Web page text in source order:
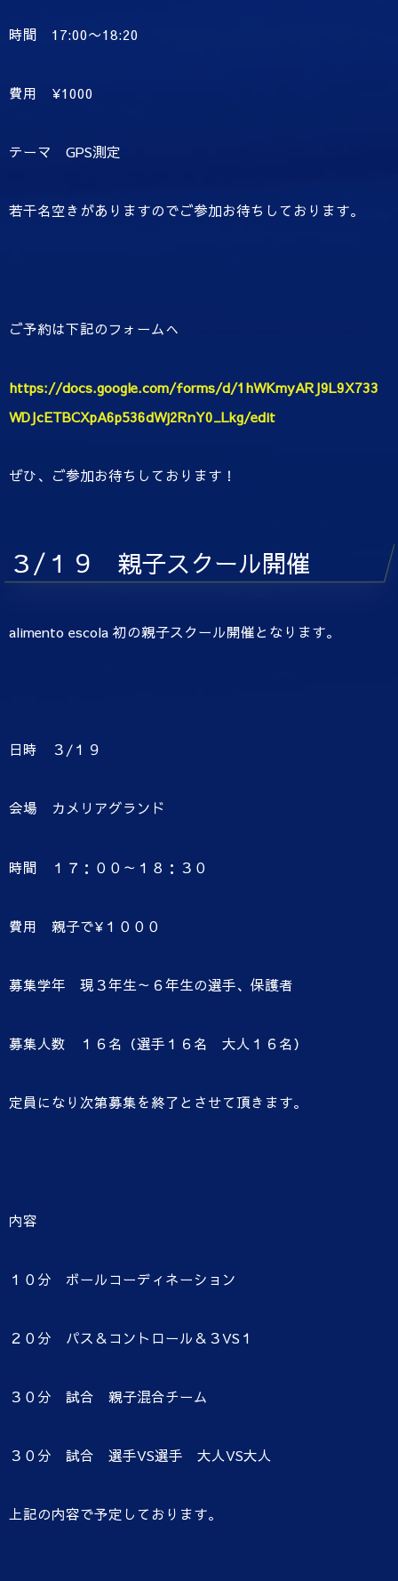
時間 17:00〜18:20
費用 ¥1000
テーマ GPS測定
若干名空きがありますのでご参加お待ちしております。
ご予約は下記のフォームへ
https://docs.google.com/forms/d/1hWKmyARJ9L9X733
WDJcETBCXpA6p536dWj2RnY0_Lkg/edit
ぜひ、ご参加お待ちしております！
３/１９ 親子スクール開催
alimento escola 初の親子スクール開催となります。
日時 ３/１９
会場 カメリアグランド
時間 １７：００～１８：３０
費用 親子で¥１０００
募集学年 現３年生～６年生の選手、保護者
募集人数 １６名（選手１６名 大人１６名）
定員になり次第募集を終了とさせて頂きます。
内容
１０分 ボールコーディネーション
２０分 パス＆コントロール＆３VS１
３０分 試合 親子混合チーム
３０分 試合 選手VS選手 大人VS大人
上記の内容で予定しております。